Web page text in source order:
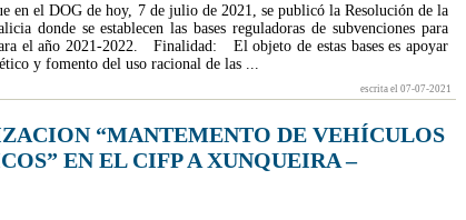
en el DOG de hoy, 7 de julio de 2021, se publicó la Resolución de la
donde se establecen las bases reguladoras de subvenciones para
el año 2021-2022. Finalidad: El objeto de estas bases es apoyar
y fomento del uso racional de las ...
escrita el 07-07-2021
“MANTEMENTO DE VEHÍCULOS
EN EL CIFP A XUNQUEIRA –